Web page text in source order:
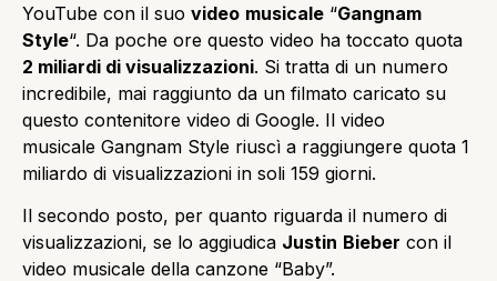
YouTube con il suo video musicale “Gangnam
Style“. Da poche ore questo video ha toccato quota
2 miliardi di visualizzazioni. Si tratta di un numero
incredibile, mai raggiunto da un filmato caricato su
questo contenitore video di Google. Il video
musicale Gangnam Style riuscì a raggiungere quota 1
miliardo di visualizzazioni in soli 159 giorni.
Il secondo posto, per quanto riguarda il numero di
visualizzazioni, se lo aggiudica Justin Bieber con il
video musicale della canzone “Baby”.